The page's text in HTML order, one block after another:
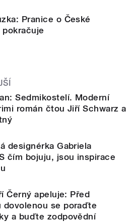
Pranice o České
Sedmikostelí. Moderní
román čtou Jiří Schwarz a
designérka Gabriela
čím bojuju, jsou inspirace
Černý apeluje: Před
dovolenou se poraďte
a buďte zodpovědní